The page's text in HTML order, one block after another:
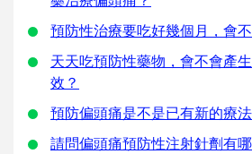
預防性治療要吃好幾個月，會
天天吃預防性藥物，會不會產
效？
預防偏頭痛是不是已有新的療
請問偏頭痛預防性注射針劑有哪